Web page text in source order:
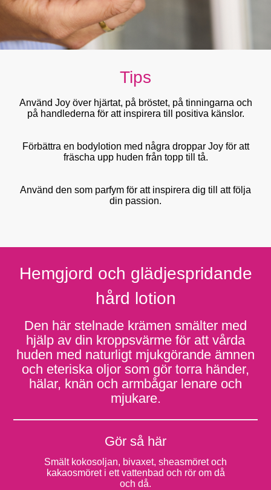
Tips
Använd Joy över hjärtat, på bröstet, på tinningarna och
på handlederna för att inspirera till positiva känslor.
Förbättra en bodylotion med några droppar Joy för att
fräscha upp huden från topp till tå.
Använd den som parfym för att inspirera dig till att följa
din passion.
Hemgjord och glädjespridande
hård lotion
Den här stelnade krämen smälter med
hjälp av din kroppsvärme för att vårda
huden med naturligt mjukgörande ämnen
och eteriska oljor som gör torra händer,
hälar, knän och armbågar lenare och
mjukare.
Gör så här
Smält kokosoljan, bivaxet, sheasmöret och
kakaosmöret i ett vattenbad och rör om då
och då.